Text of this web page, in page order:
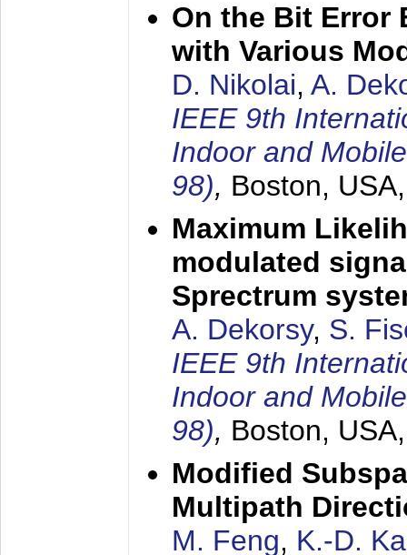
On the Bit Error
with Various
D. Nikolai, A.
IEEE 9th
Indoor and
98), Boston,
Maximum
modulated
Sprectrum
A. Dekorsy, S.
IEEE 9th
Indoor and
98), Boston,
Modified
Multipath
M. Feng, K.-D.